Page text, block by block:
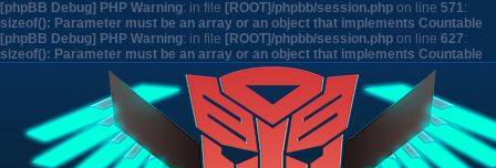
[phpBB Debug] PHP Warning: in file [ROOT]/phpbb/session.php on line 571:
sizeof(): Parameter must be an array or an object that implements Countable
[phpBB Debug] PHP Warning: in file [ROOT]/phpbb/session.php on line 627:
sizeof(): Parameter must be an array or an object that implements Countable